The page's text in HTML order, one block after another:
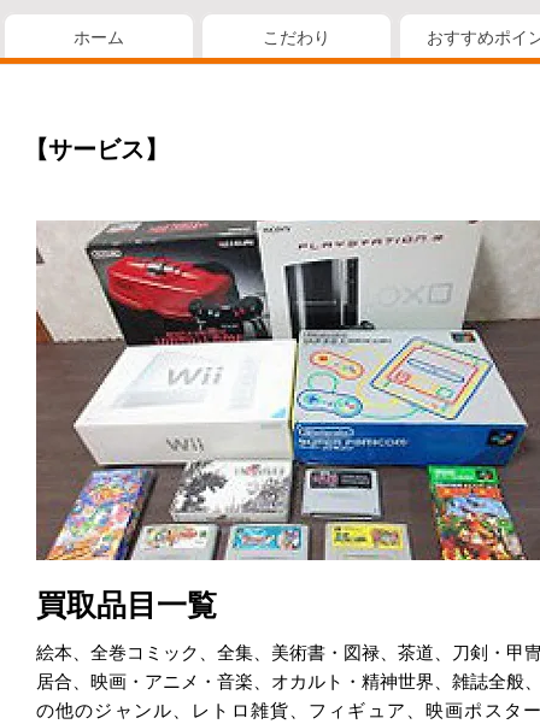
ホーム こだわり おすすめポイ
【サービス】
買取品目一覧
絵本、全巻コミック、全集、美術書・図禄、茶道、刀剣・甲
居合、映画・アニメ・音楽、オカルト・精神世界、雑誌全般
の他のジャンル、レトロ雑貨、フィギュア、映画ポスタ